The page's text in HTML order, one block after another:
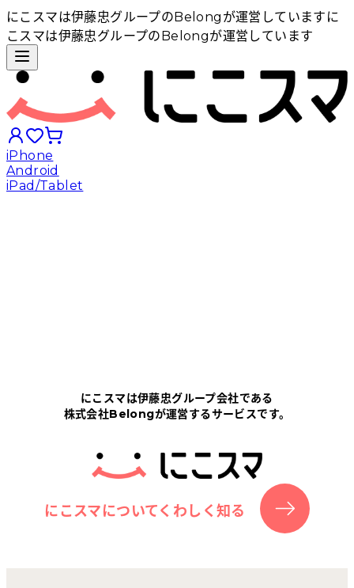
にこスマは伊藤忠グループのBelongが運営しています に
こスマは伊藤忠グループのBelongが運営しています
iPhone
Android
iPad/Tablet
にこスマについて
サポートセンター
お客さまの声
にこスマは伊藤忠グループ会社である
株式会社Belongが運営するサービスです。
にこスマについてくわしく知る